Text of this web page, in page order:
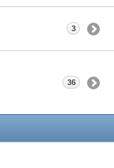
3
36